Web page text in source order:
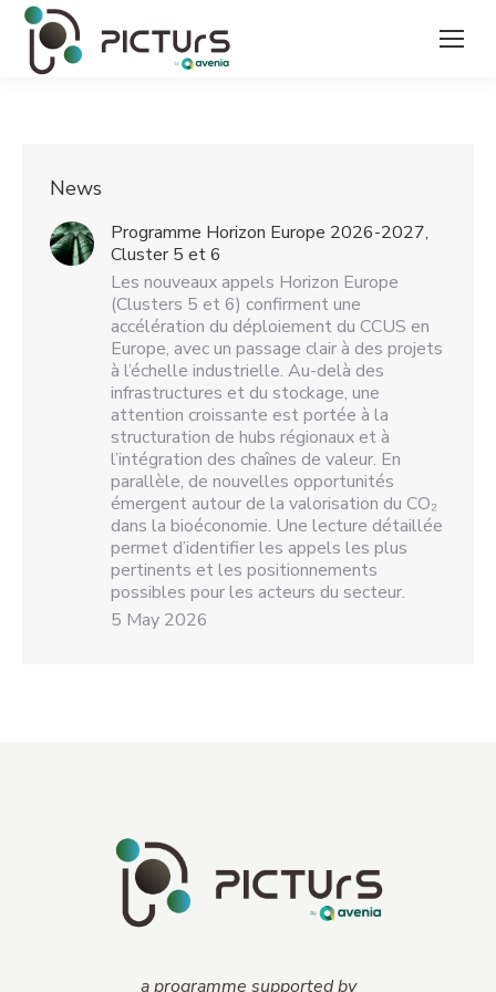
News
Programme Horizon Europe 2026-2027,
Cluster 5 et 6
Les nouveaux appels Horizon Europe
(Clusters 5 et 6) confirment une
accélération du déploiement du CCUS en
Europe, avec un passage clair à des projets
à l’échelle industrielle. Au-delà des
infrastructures et du stockage, une
attention croissante est portée à la
structuration de hubs régionaux et à
l’intégration des chaînes de valeur. En
parallèle, de nouvelles opportunités
émergent autour de la valorisation du CO₂
dans la bioéconomie. Une lecture détaillée
permet d’identifier les appels les plus
pertinents et les positionnements
possibles pour les acteurs du secteur.
5 May 2026
a programme supported by